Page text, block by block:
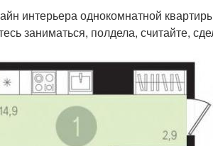
интерьера однокомнатной
заниматься, полдела, считайте,